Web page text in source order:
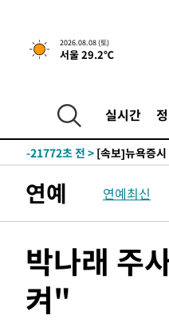
2026.08.08 (토)
서울 29.2℃
실시간
-21772초 전 >
[속보]뉴욕증
-28646초 전 >
-21772초 전 > [속보]뉴욕증
-21772초 전 >
[속보]뉴욕증
연예 연예최신
박나래 주
켜"